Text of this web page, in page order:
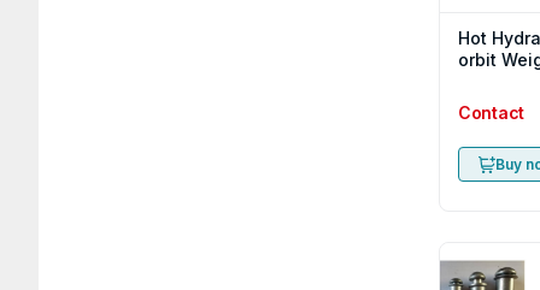
Hot
orbit
Contact
Buy